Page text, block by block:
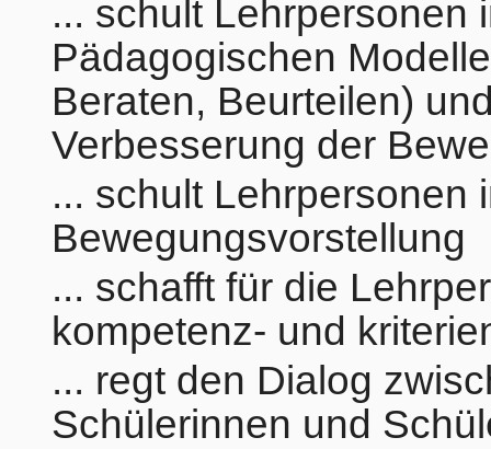
... schult Lehrpersonen
Pädagogischen
Beraten, Beurteilen)
Verbesserung der
... schult Lehrpersonen
Bewegungsvorstellung
... schafft für die
kompetenz- und
... regt den Dialog
Schülerinnen und